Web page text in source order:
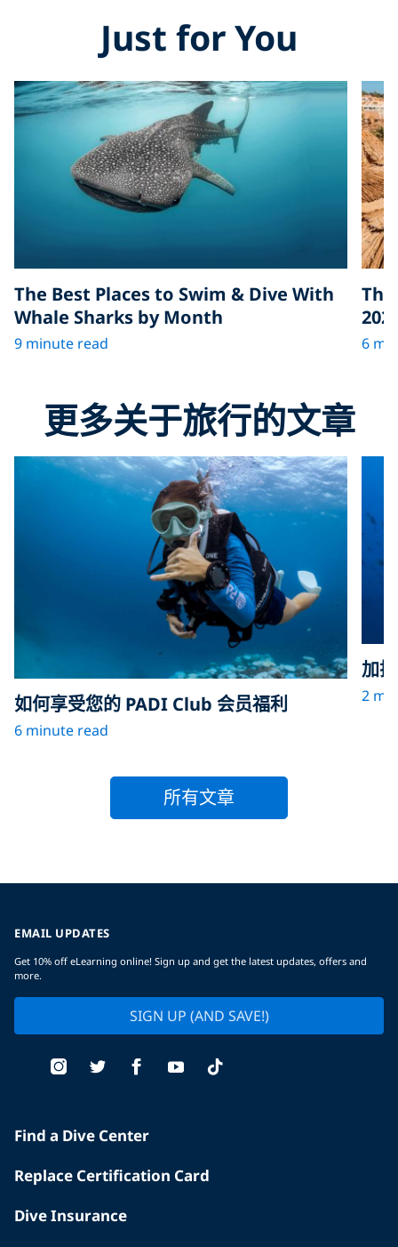
Just for You
The Best Places to Swim & Dive With
Whale Sharks by Month
9 minute read 6
更多关于旅行的文章
如何享受您的 PADI Club 会员福利
6 minute read
加
2
所有文章
EMAIL UPDATES
Get 10% off eLearning online! Sign up and get the latest updates, offers and
more.
SIGN UP (AND SAVE!)
Find a Dive Center
Replace Certification Card
Dive Insurance